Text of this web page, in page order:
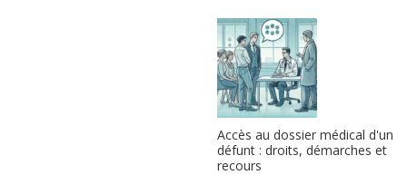
Accès au dossier médical d'un
défunt : droits, démarches et
recours